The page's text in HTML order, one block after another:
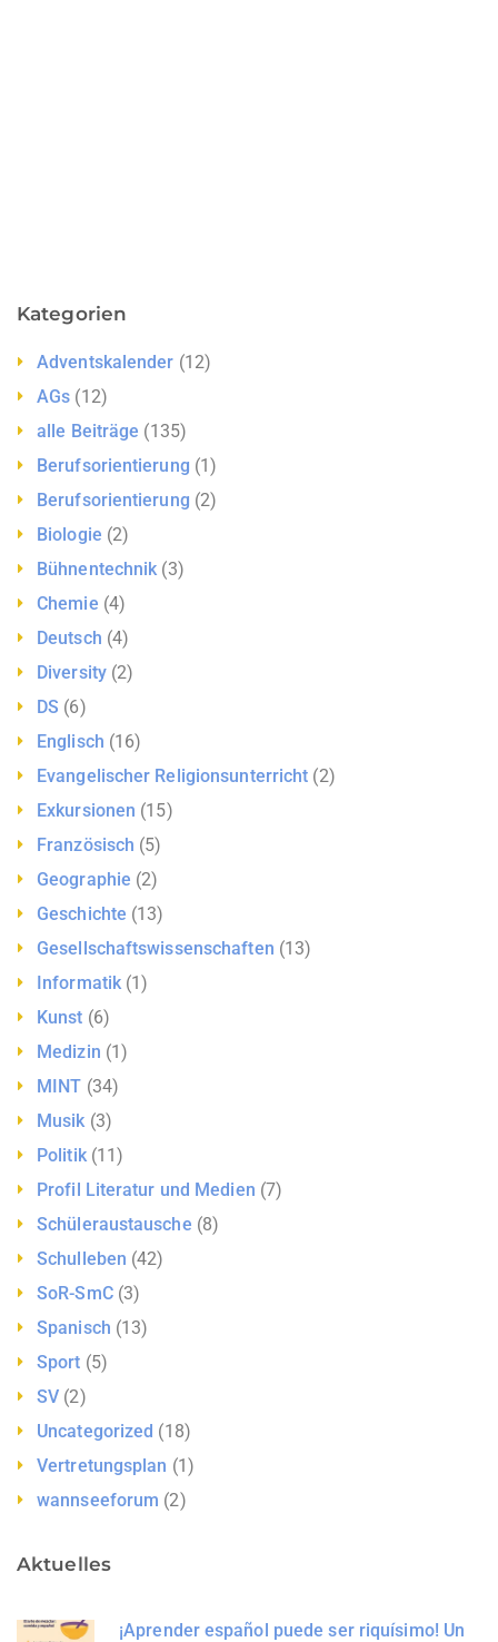
Kategorien
Adventskalender (12)
AGs (12)
alle Beiträge (135)
Berufsorientierung (1)
Berufsorientierung (2)
Biologie (2)
Bühnentechnik (3)
Chemie (4)
Deutsch (4)
Diversity(2)
DS (6)
Englisch (16)
Evangelischer Religionsunterricht (2)
Exkursionen (15)
Französisch (5)
Geographie (2)
Geschichte (13)
Gesellschaftswissenschaften (13)
Informatik (1)
Kunst (6)
Medizin (1)
MINT (34)
Musik (3)
Politik(11)
Profil Literatur und Medien (7)
Schüleraustausche (8)
Schulleben (42)
SoR-SmC(3)
Spanisch (13)
Sport (5)
SV (2)
Uncategorized (18)
Vertretungsplan (1)
wannseeforum (2)
Aktuelles
¡Aprender español puede ser riquísimo! Un